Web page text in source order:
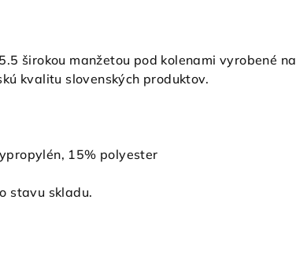
širokou manžetou pod kolenami vyrobené na
kvalitu slovenských produktov.
15% polyester
stavu skladu.